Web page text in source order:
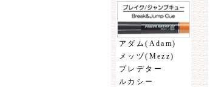
アダム(Adam)
メッヅ(Mezz)
プレデター
ルカシー